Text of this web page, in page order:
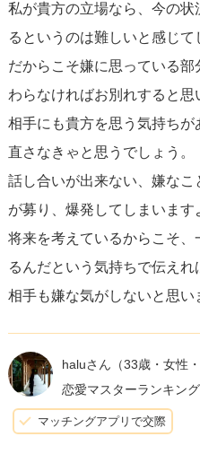
コミュニケーション はどんな
す。彼女の要求があなたにと
ば、その理由を冷静かつ優
をじっくり聞く機会を持つこ
時には、すぐに駆けつける
支えられるか考えてみること
なお、喧嘩や体調不良の時の
度、落ち着いたときにその
について話し合うと良いでし
け、互いの価値観やライフス
係は継続しにくいものです。
好きな気持ちがあるならば、
人で成長できるような関係
私が貴方の立場なら、今の
るというのは難しいと感じて
だからこそ嫌に思っている
わらなければお別れすると思
相手にも貴方を思う気持ち
直さなきゃと思うでしょう。
話し合いが出来ない、嫌な
が募り、爆発してしまいます
将来を考えているからこそ
るんだという気持ちで伝えれ
相手も嫌な気がしないと思い
haluさん （33歳・女性
恋愛マスターランキング
マッチングアプリで交際